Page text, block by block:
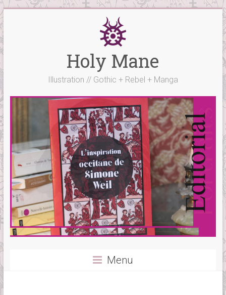
Skip
content
Holy Mane
Illustration // Gothic + Rebel + Manga
Menu